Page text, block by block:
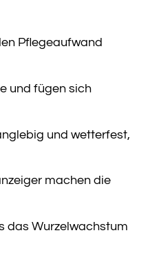
Pflegeaufwand
und fügen sich
und wetterfest,
machen die
das Wurzelwachstum